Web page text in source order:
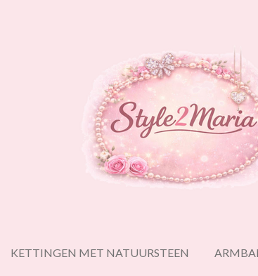
KETTINGEN MET NATUURSTEEN